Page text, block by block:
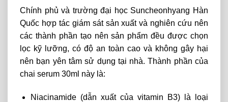
Chính phủ và trường đại học Suncheonhyang Hàn
Quốc hợp tác giám sát sản xuất và nghiên cứu nên
các thành phần tạo nên sản phẩm đều được chọn
lọc kỹ lưỡng, có độ an toàn cao và không gây hại
nên bạn yên tâm sử dụng tại nhà. Thành phần của
chai serum 30ml này là:
Niacinamide (dẫn xuất của vitamin B3) là loại